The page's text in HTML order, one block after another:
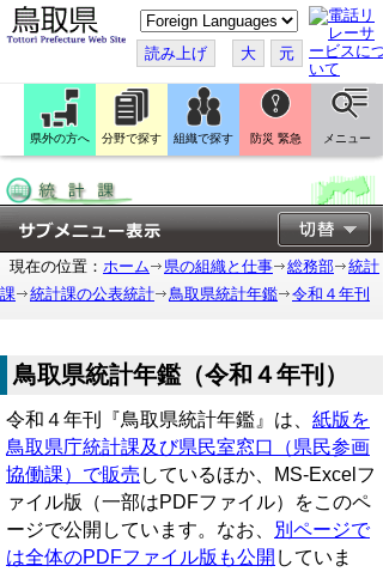
こ
の
ペ
ー
ジ
翻
訳
す
読み上げ 大 元
県外の方へ 分野で探す 組織で探す 防災 緊急 メニュー
現在の位置： ホーム 県の組織と仕事 総務部
統計
課
統計課の公表統計 鳥取県統計年鑑 令和４年刊
鳥取県統計年鑑（令和４年刊）
令和４年刊『鳥取県統計年鑑』は、 紙版を
鳥取県庁統計課及び県民室窓口（県民参画
協働課）で販売 しているほか、MS-Excelフ
ァイル版（一部はPDFファイル）をこのペ
ージで公開しています。なお、
別ページで
は全体のPDFファイル版も公開 していま